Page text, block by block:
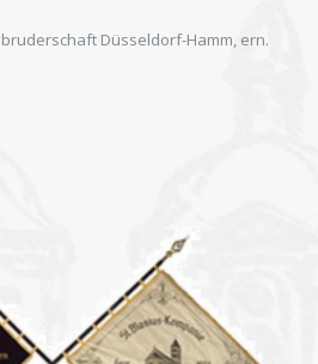
Düsseldorf-Hamm, ern.